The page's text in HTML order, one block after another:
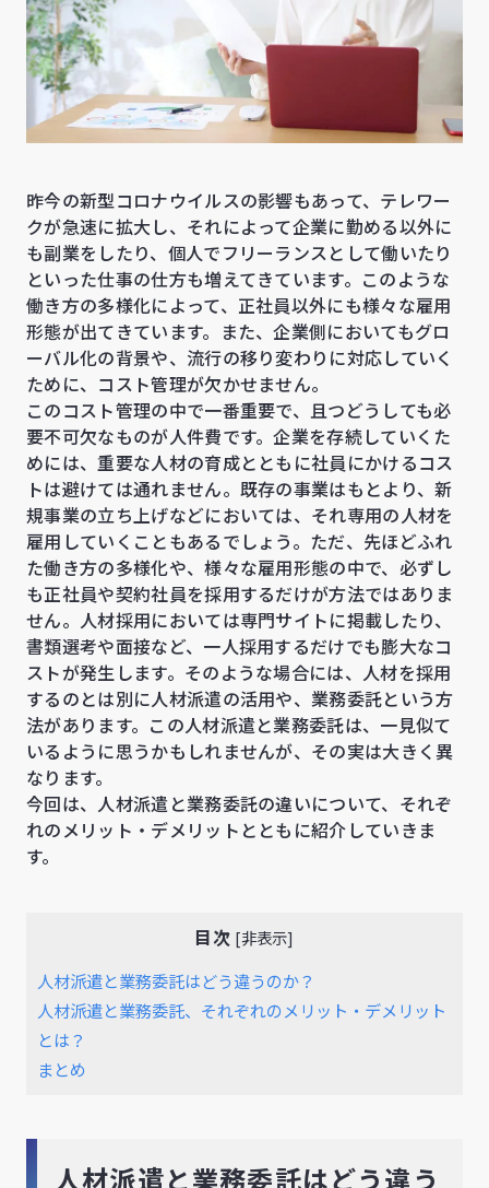
昨今の新型コロナウイルスの影響もあって、テレワー
クが急速に拡大し、それによって企業に勤める以外に
も副業をしたり、個人でフリーランスとして働いたり
といった仕事の仕方も増えてきています。このような
働き方の多様化によって、正社員以外にも様々な雇用
形態が出てきています。また、企業側においてもグロ
ーバル化の背景や、流行の移り変わりに対応していく
ために、コスト管理が欠かせません。
このコスト管理の中で一番重要で、且つどうしても必
要不可欠なものが人件費です。企業を存続していくた
めには、重要な人材の育成とともに社員にかけるコス
トは避けては通れません。既存の事業はもとより、新
規事業の立ち上げなどにおいては、それ専用の人材を
雇用していくこともあるでしょう。 ただ、先ほどふれ
た働き方の多様化や、様々な雇用形態の中で、必ずし
も正社員や契約社員を採用するだけが方法ではありま
せん。人材採用においては専門サイトに掲載したり、
書類選考や面接など、一人採用するだけでも膨大なコ
ストが発生します。そのような場合には、人材を採用
するのとは別に人材派遣の活用や、業務委託という方
法があります。この人材派遣と業務委託は、一見似て
いるように思うかもしれませんが、その実は大きく異
なります。
今回は、人材派遣と業務委託の違いについて、それぞ
れのメリット・デメリットとともに紹介していきま
す。
目次 [非表示]
人材派遣と業務委託はどう違うのか？
人材派遣と業務委託、それぞれのメリット・デメリット
とは？
まとめ
人材派遣と業務委託はどう違う